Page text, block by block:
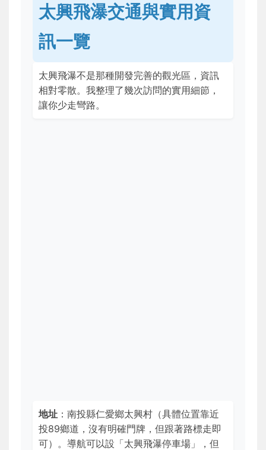
太興飛瀑交通與實用資
訊一覽
太興飛瀑不是那種開發完善的觀光區，資訊
相對零散。我整理了幾次訪問的實用細節，
讓你少走彎路。
地址 ：南投縣仁愛鄉太興村（具體位置靠近
投89鄉道，沒有明確門牌，但跟著路標走即
可）。導航可以設「太興飛瀑停車場」，但